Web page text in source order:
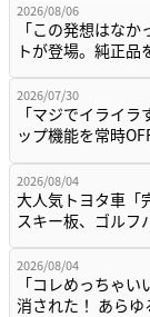
2026/08/06
「この発想はな
トが登場。純正
2026/07/30
「マジでイライ
ップ機能を常時
2026/08/04
大人気トヨタ車「
スキー板、ゴル
2026/08/04
「コレめっちゃ
消された！ あら